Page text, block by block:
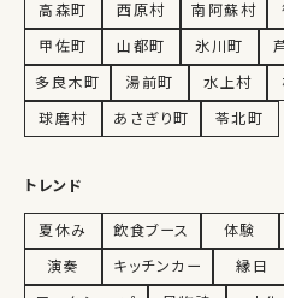
高森町
西原村 南阿蘇村
甲佐町
山都町 氷川町
多良木町
湯前町 水上村
球磨村
あさぎり町 苓北町
トレンド
夏休み 飲食ブース 体験
演奏
キッチンカー 縁日